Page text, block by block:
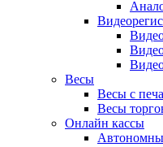
Весы
Весы с
Весы
Онлайн кассы